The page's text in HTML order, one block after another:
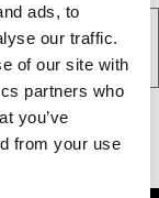
ads, to
our traffic.
of our site with
partners who
you’ve
from your use
をクリックしてく